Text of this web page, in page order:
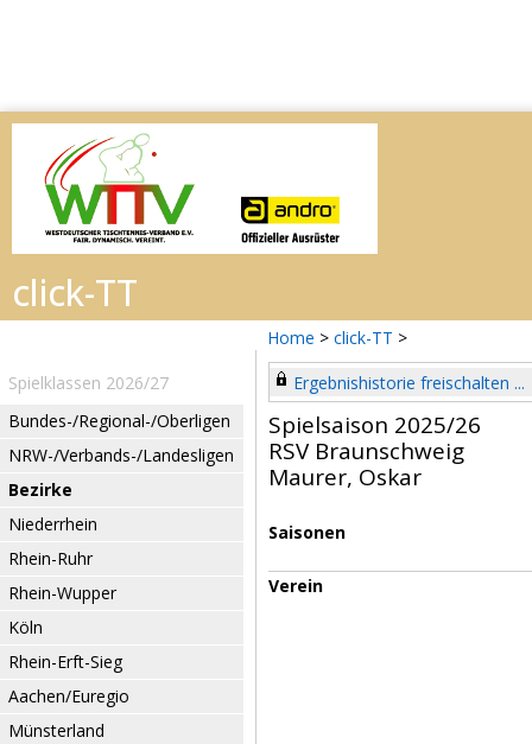
Home > click-TT >
Spielklassen 2026/27
Bundes-/Regional-/Oberligen
NRW-/Verbands-/Landesligen
Bezirke
Niederrhein
Rhein-Ruhr
Rhein-Wupper
Köln
Rhein-Erft-Sieg
Aachen/Euregio
Münsterland
Ergebnishistorie freischalten ...
Spielsaison 2025/26
RSV Braunschweig
Maurer, Oskar
Saisonen
Verein